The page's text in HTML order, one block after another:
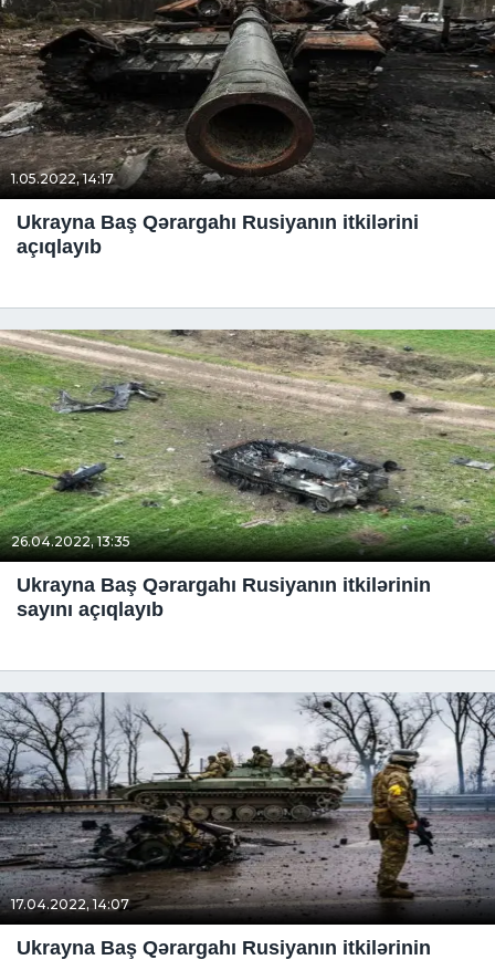
1.05.2022, 14:17
Ukrayna Baş Qərargahı Rusiyanın itkilərini
açıqlayıb
26.04.2022, 13:35
Ukrayna Baş Qərargahı Rusiyanın itkilərinin
sayını açıqlayıb
17.04.2022, 14:07
Ukrayna Baş Qərargahı Rusiyanın itkilərinin